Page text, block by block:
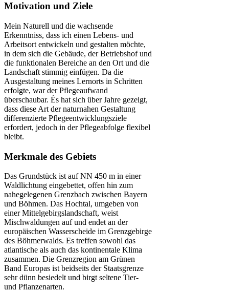
Motivation und Ziele
Mein Naturell und die wachsende
Erkenntniss, dass ich einen Lebens- und
Arbeitsort entwickeln und gestalten möchte,
in dem sich die Gebäude, der Betriebshof und
die funktionalen Bereiche an den Ort und die
Landschaft stimmig einfügen. Da die
Ausgestaltung meines Lernorts in Schritten
erfolgte, war der Pflegeaufwand
überschaubar. És hat sich über Jahre gezeigt,
dass diese Art der naturnahen Gestaltung
differenzierte Pflegeentwicklungsziele
erfordert, jedoch in der Pflegeabfolge flexibel
bleibt.
Merkmale des Gebiets
Das Grundstück ist auf NN 450 m in einer
Waldlichtung eingebettet, offen hin zum
nahegelegenen Grenzbach zwischen Bayern
und Böhmen. Das Hochtal, umgeben von
einer Mittelgebirgslandschaft, weist
Mischwaldungen auf und endet an der
europäischen Wasserscheide im Grenzgebirge
des Böhmerwalds. Es treffen sowohl das
atlantische als auch das kontinentale Klima
zusammen. Die Grenzregion am Grünen
Band Europas ist beidseits der Staatsgrenze
sehr dünn besiedelt und birgt seltene Tier-
und Pflanzenarten.